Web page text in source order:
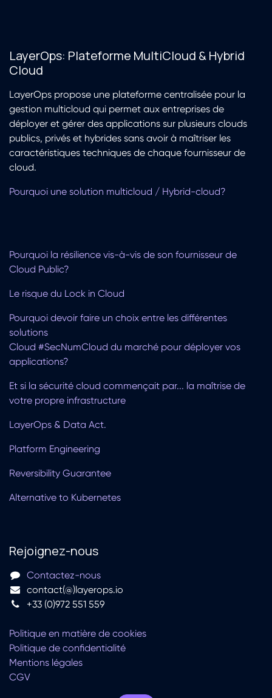
LayerOps: Plateforme MultiCloud & Hybrid
Cloud
LayerOps propose une plateforme centralisée pour la
gestion multicloud qui permet aux entreprises de
déployer et gérer des applications sur plusieurs clouds
publics, privés et hybrides sans avoir à maîtriser les
caractéristiques techniques de chaque fournisseur de
cloud.
Pourquoi une solution multicloud / Hybrid-cloud?
Pourquoi la résilience vis-à-vis de son fournisseur de
Cloud Public?
Le risque du Lock in Cloud
Pourquoi devoir faire un choix entre les différentes
solutions
Cloud #SecNumCloud du marché pour déployer vos
applications?
Et si la sécurité cloud commençait par... la maîtrise de
votre propre infrastructure
LayerOps & Data Act.
Platform Engineering
Reversibility Guarantee
Alternative to Kubernetes
Rejoignez-nous
Contactez-nous
contact(@)layerops.io
+33 (0)972 551 559
Politique en matière de cookies
Politique de confidentialité
Mentions légales
CGV